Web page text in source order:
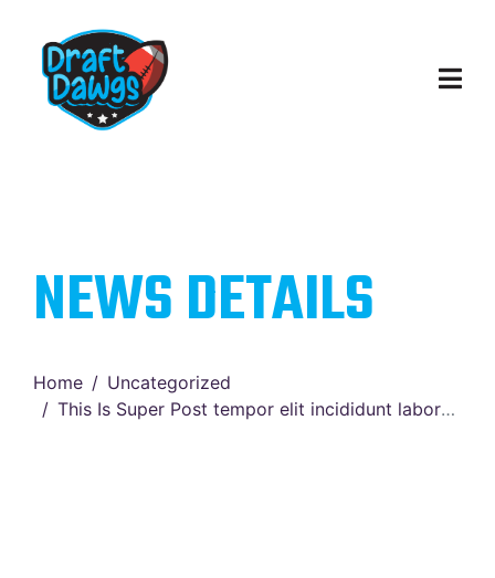
NEWS DETAILS
Home
Uncategorized
This Is Super Post tempor elit incididunt labore magna aliquaest.